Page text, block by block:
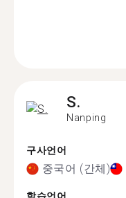
S.
Nanping
구사언어
중국어 (간체)